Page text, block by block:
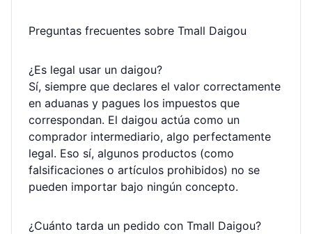
Preguntas frecuentes sobre Tmall Daigou
¿Es legal usar un daigou?
Sí, siempre que declares el valor correctamente
en aduanas y pagues los impuestos que
correspondan. El daigou actúa como un
comprador intermediario, algo perfectamente
legal. Eso sí, algunos productos (como
falsificaciones o artículos prohibidos) no se
pueden importar bajo ningún concepto.
¿Cuánto tarda un pedido con Tmall Daigou?